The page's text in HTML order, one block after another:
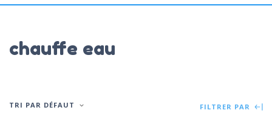
chauffe eau
TRI PAR DÉFAUT FILTRER PAR